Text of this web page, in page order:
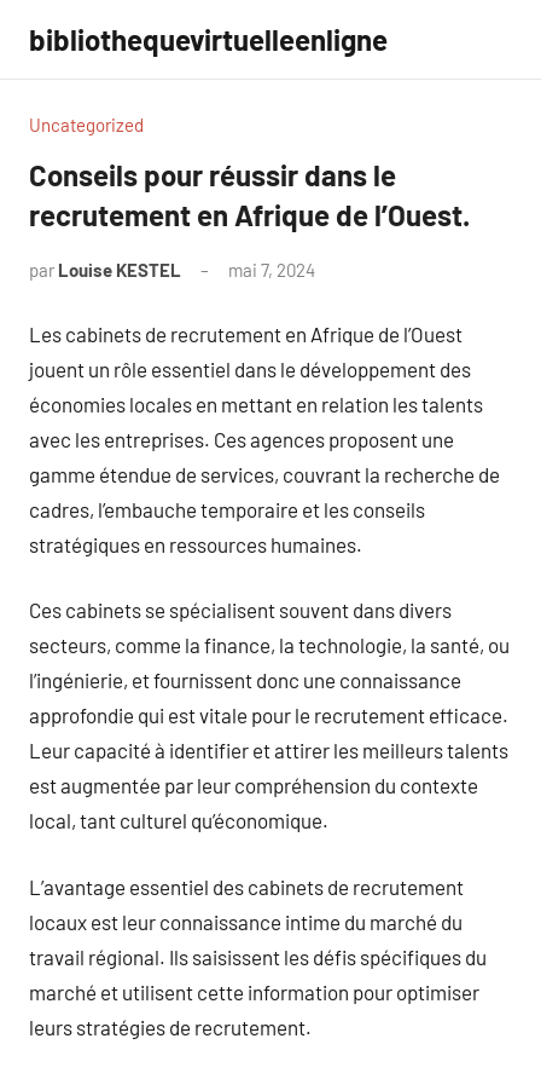
contenu
bibliothequevirtuelleenligne
Uncategorized
Conseils pour réussir dans le
recrutement en Afrique de l’Ouest.
par Louise KESTEL mai 7, 2024
Les cabinets de recrutement en Afrique de l’Ouest
jouent un rôle essentiel dans le développement des
économies locales en mettant en relation les talents
avec les entreprises. Ces agences proposent une
gamme étendue de services, couvrant la recherche de
cadres, l’embauche temporaire et les conseils
stratégiques en ressources humaines.
Ces cabinets se spécialisent souvent dans divers
secteurs, comme la finance, la technologie, la santé, ou
l’ingénierie, et fournissent donc une connaissance
approfondie qui est vitale pour le recrutement efficace.
Leur capacité à identifier et attirer les meilleurs talents
est augmentée par leur compréhension du contexte
local, tant culturel qu’économique.
L’avantage essentiel des cabinets de recrutement
locaux est leur connaissance intime du marché du
travail régional. Ils saisissent les défis spécifiques du
marché et utilisent cette information pour optimiser
leurs stratégies de recrutement.